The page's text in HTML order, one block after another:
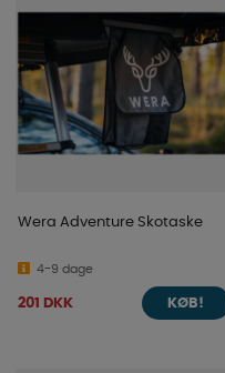
Wera Adventure Skotaske
4-9 dage
201 DKK KØB!